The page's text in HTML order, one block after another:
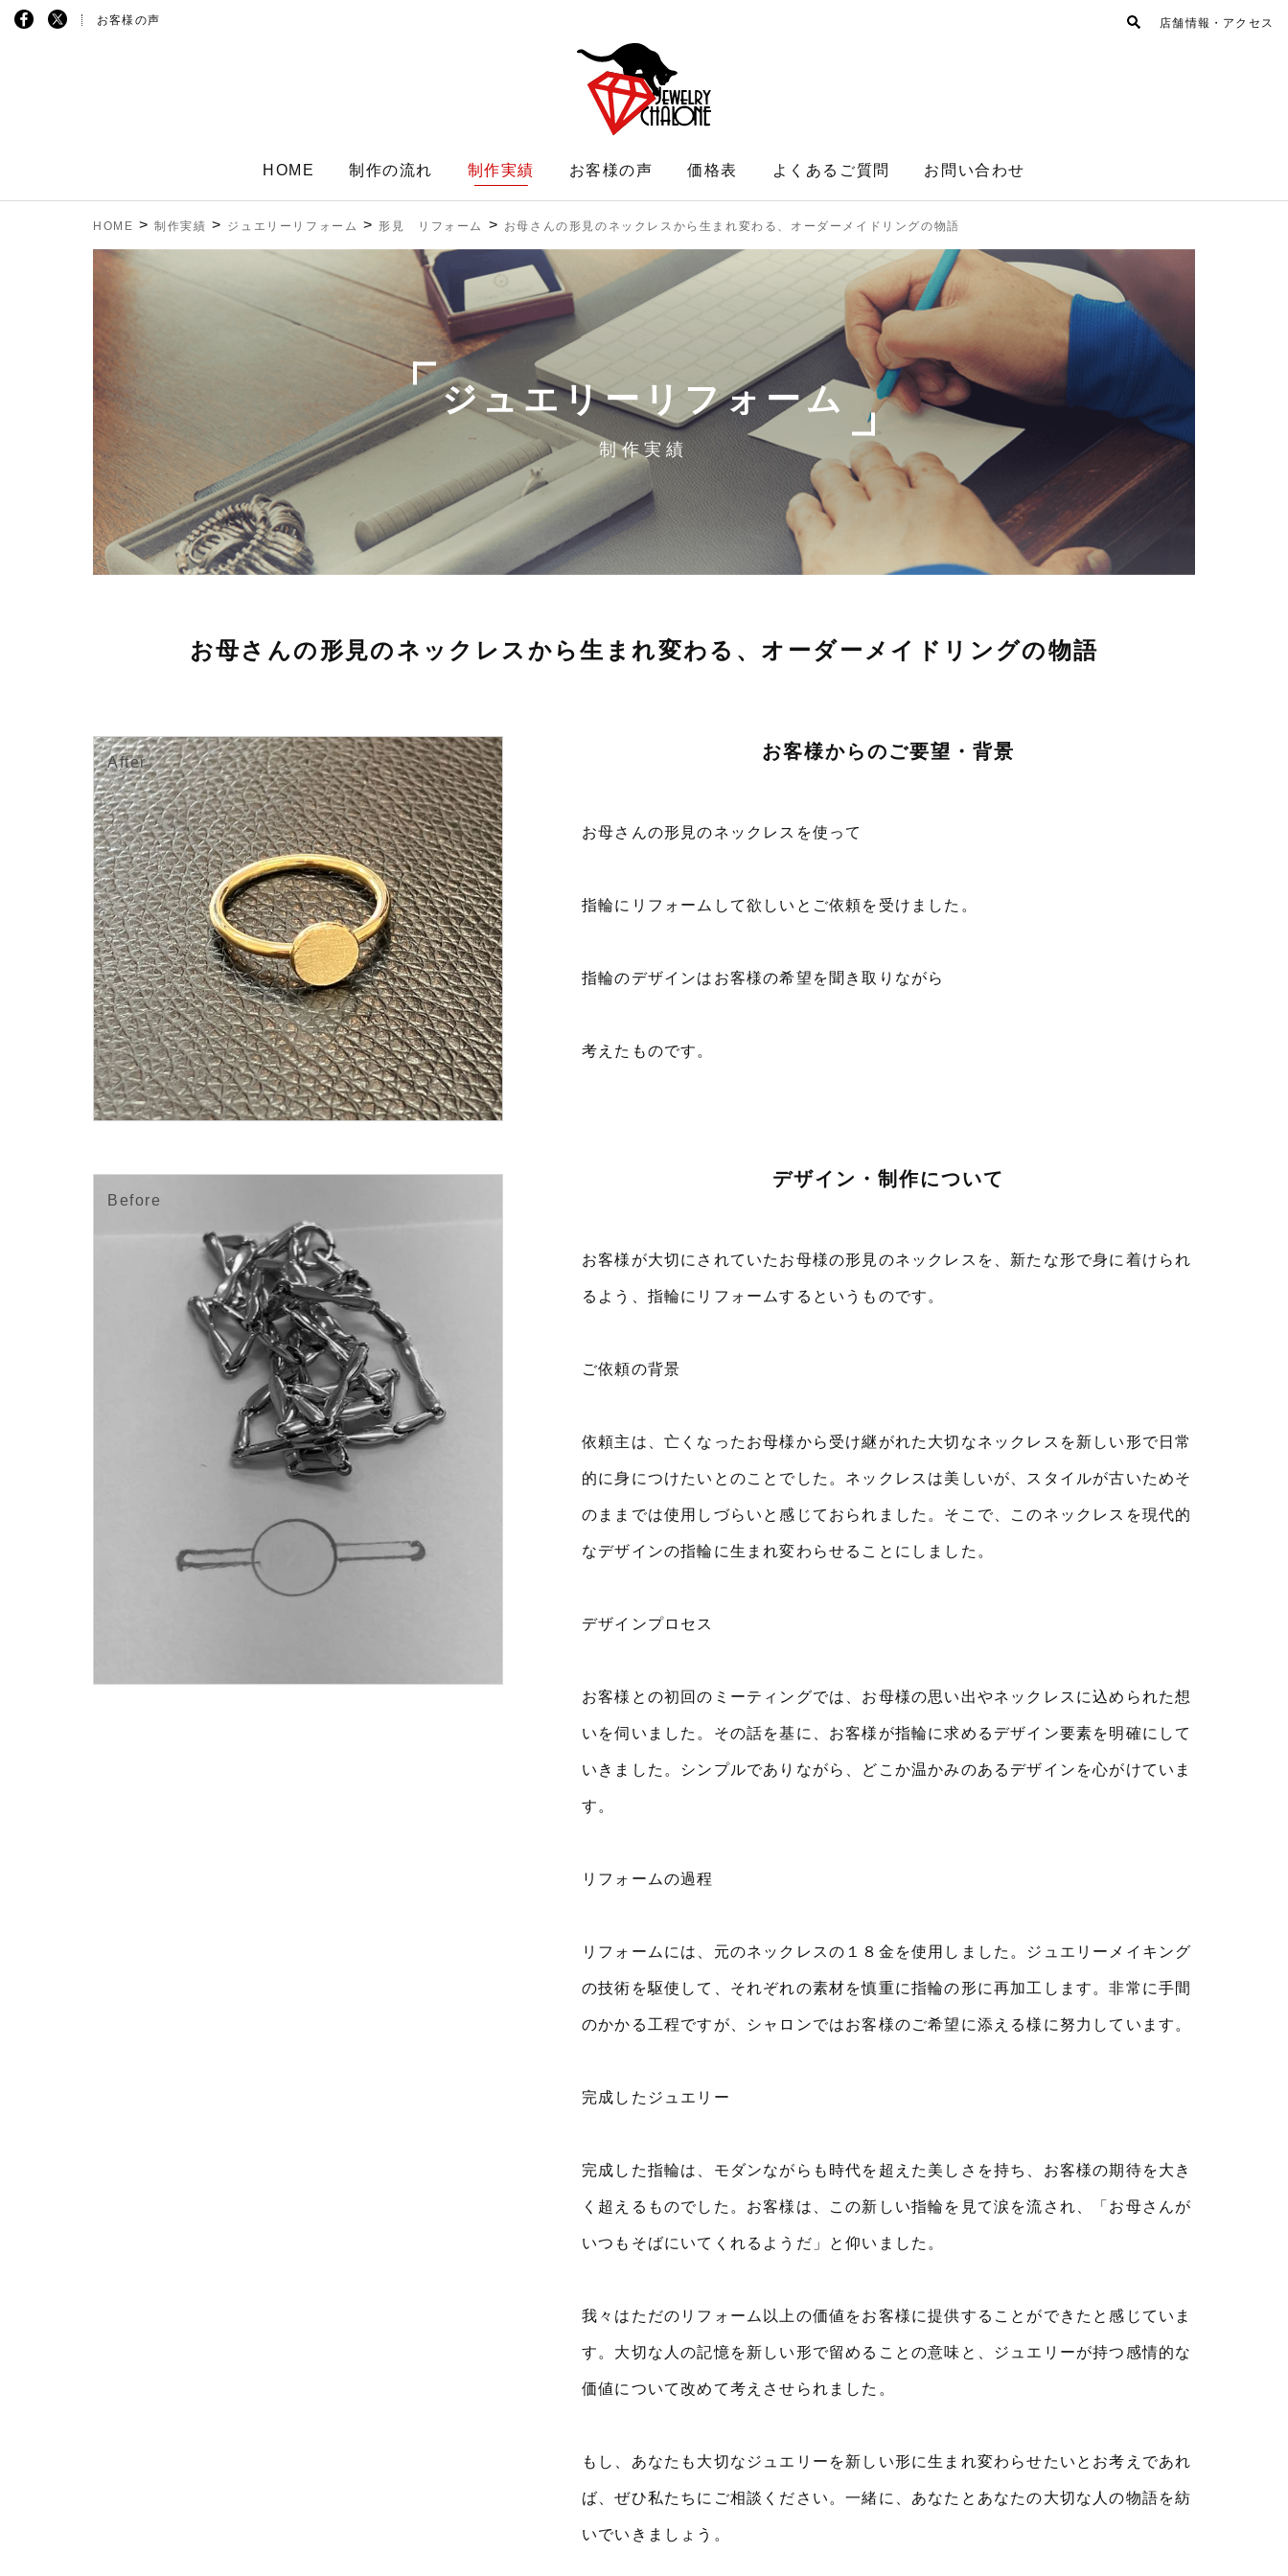
お客様の声 店舗情報・アクセス
HOME 制作の流れ 制作実績 お客様の声 価格表 よくあるご質問 お問い合わせ
HOME >制作実績 > ジュエリーリフォーム > 形見 リフォーム > お母さんの形見のネックレスから生まれ変わる、オーダーメイドリングの物語
ジュエリーリフォーム
制作実績
お母さんの形見のネックレスから生まれ変わる、オーダーメイドリングの物語
お客様からのご要望・背景
お母さんの形見のネックレスを使って
指輪にリフォームして欲しいとご依頼を受けました。
指輪のデザインはお客様の希望を聞き取りながら
考えたものです。
デザイン・制作について
お客様が大切にされていたお母様の形見のネックレスを、新たな形で身に着けられ
るよう、指輪にリフォームするというものです。
ご依頼の背景
依頼主は、亡くなったお母様から受け継がれた大切なネックレスを新しい形で日常
的に身につけたいとのことでした。ネックレスは美しいが、スタイルが古いためそ
のままでは使用しづらいと感じておられました。そこで、このネックレスを現代的
なデザインの指輪に生まれ変わらせることにしました。
デザインプロセス
お客様との初回のミーティングでは、お母様の思い出やネックレスに込められた想
いを伺いました。その話を基に、お客様が指輪に求めるデザイン要素を明確にして
いきました。シンプルでありながら、どこか温かみのあるデザインを心がけていま
す。
リフォームの過程
リフォームには、元のネックレスの１８金を使用しました。ジュエリーメイキング
の技術を駆使して、それぞれの素材を慎重に指輪の形に再加工します。非常に手間
のかかる工程ですが、シャロンではお客様のご希望に添える様に努力しています。
完成したジュエリー
完成した指輪は、モダンながらも時代を超えた美しさを持ち、お客様の期待を大き
く超えるものでした。お客様は、この新しい指輪を見て涙を流され、「お母さんが
いつもそばにいてくれるようだ」と仰いました。
我々はただのリフォーム以上の価値をお客様に提供することができたと感じていま
す。大切な人の記憶を新しい形で留めることの意味と、ジュエリーが持つ感情的な
価値について改めて考えさせられました。
もし、あなたも大切なジュエリーを新しい形に生まれ変わらせたいとお考えであれ
ば、ぜひ私たちにご相談ください。一緒に、あなたとあなたの大切な人の物語を紡
いでいきましょう。